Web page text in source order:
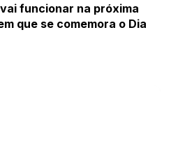
funcionar na próxima
que se comemora o Dia